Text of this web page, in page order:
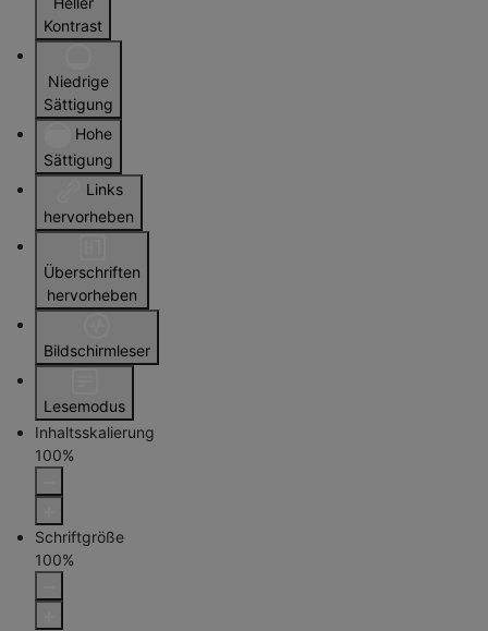
Kontrast
Niedrige
Sättigung
Hohe
Sättigung
Links
hervorheben
Überschriften
hervorheben
Bildschirmleser
Lesemodus
Inhaltsskalierung
100%
Schriftgröße
100%